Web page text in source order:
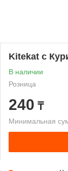
Kitekat с
В наличии
Розница
240 ₸
Минимальная